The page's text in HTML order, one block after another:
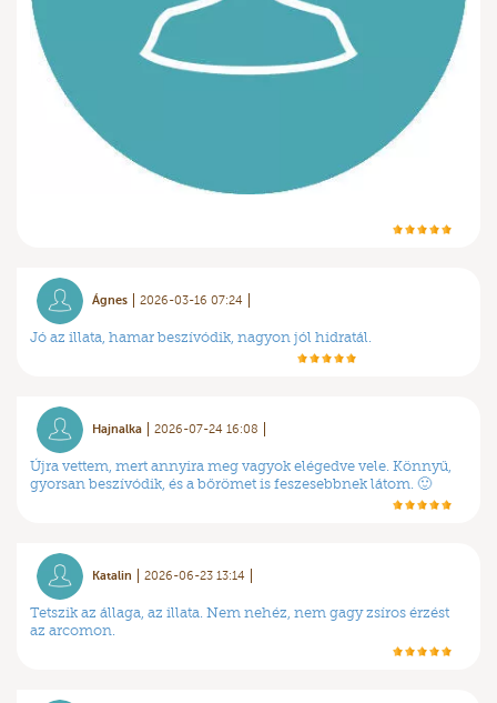
Ágnes 2026-03-16 07:24
Jó az illata, hamar beszívódik, nagyon jól hidratál.
Hajnalka 2026-07-24 16:08
Újra vettem, mert annyira meg vagyok elégedve vele. Könnyű,
gyorsan beszívódik, és a bőrömet is feszesebbnek látom. 🙂
Katalin 2026-06-23 13:14
Tetszik az állaga, az illata. Nem nehéz, nem gagy zsíros érzést
az arcomon.